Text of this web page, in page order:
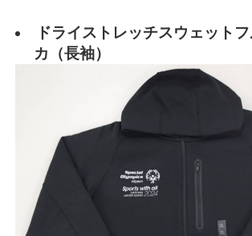
ドライストレッチスウェット
カ（長袖）